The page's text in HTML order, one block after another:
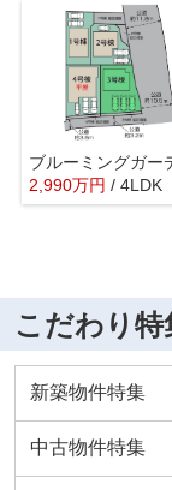
2,990万円 / 4LDK
こだわり特
新築物件特集
中古物件特集